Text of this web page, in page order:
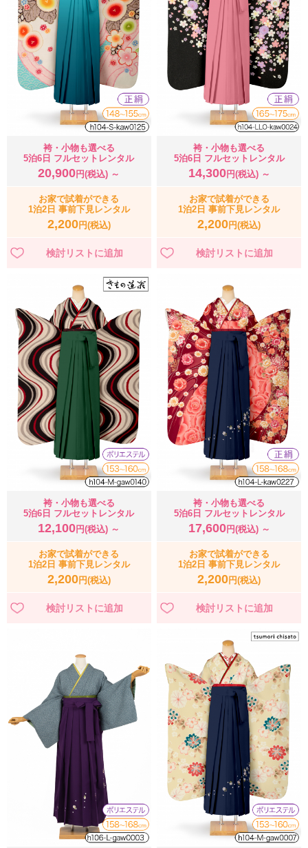
袴・小物も選べる
5泊6日 フルセットレンタル
20,900円(税込) ～
お家で試着ができる
1泊2日 事前下見レンタル
2,200円(税込)
袴・小物も選べる
5泊6日 フルセットレンタル
14,300円(税込) ～
お家で試着ができる
1泊2日 事前下見レンタル
2,200円(税込)
袴・小物も選べる
5泊6日 フルセットレンタル
12,100 円(税込) ～
お家で試着ができる
1泊2日 事前下見レンタル
2,200円(税込)
袴・小物も選べる
5泊6日 フルセットレンタル
17,600円(税込) ～
お家で試着ができる
1泊2日 事前下見レンタル
2,200円(税込)